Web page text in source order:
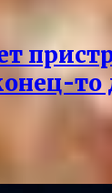
то